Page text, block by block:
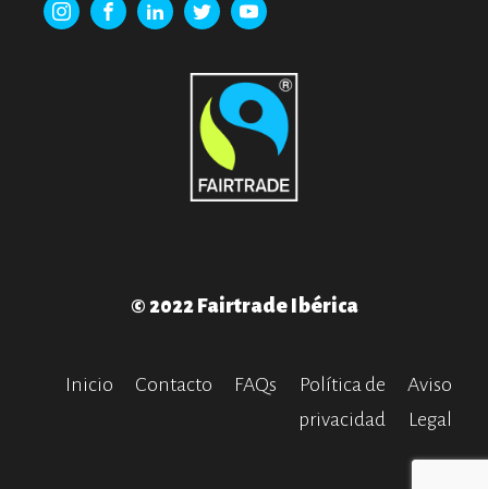
© 2022 Fairtrade Ibérica
Inicio Contacto FAQs
Política de
privacidad
Aviso
Legal